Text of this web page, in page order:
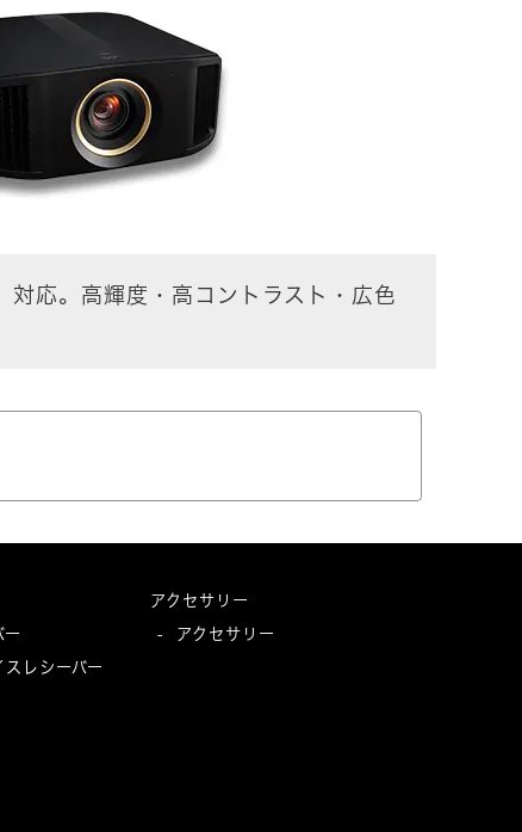
。高輝度・高コントラスト・広色
ー
スレシーバー
アクセサリー
- アクセサリー